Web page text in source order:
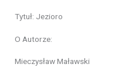
Tytuł: Jezioro
O Autorze:
Mieczysław Maławski